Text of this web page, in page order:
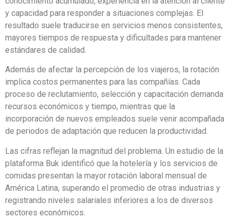
y capacidad para responder a situaciones complejas. El
resultado suele traducirse en servicios menos consistentes,
mayores tiempos de respuesta y dificultades para mantener
estándares de calidad.
Además de afectar la percepción de los viajeros, la rotación
implica costos permanentes para las compañías. Cada
proceso de reclutamiento, selección y capacitación demanda
recursos económicos y tiempo, mientras que la
incorporación de nuevos empleados suele venir acompañada
de periodos de adaptación que reducen la productividad.
Las cifras reflejan la magnitud del problema. Un estudio de la
plataforma Buk identificó que la hotelería y los servicios de
comidas presentan la mayor rotación laboral mensual de
América Latina, superando el promedio de otras industrias y
registrando niveles salariales inferiores a los de diversos
sectores económicos.